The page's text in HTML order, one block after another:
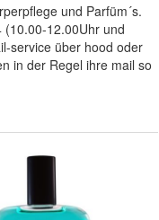
und Parfüm´s.
(10.00-12.00Uhr und
service über hood oder
in der Regel ihre mail so